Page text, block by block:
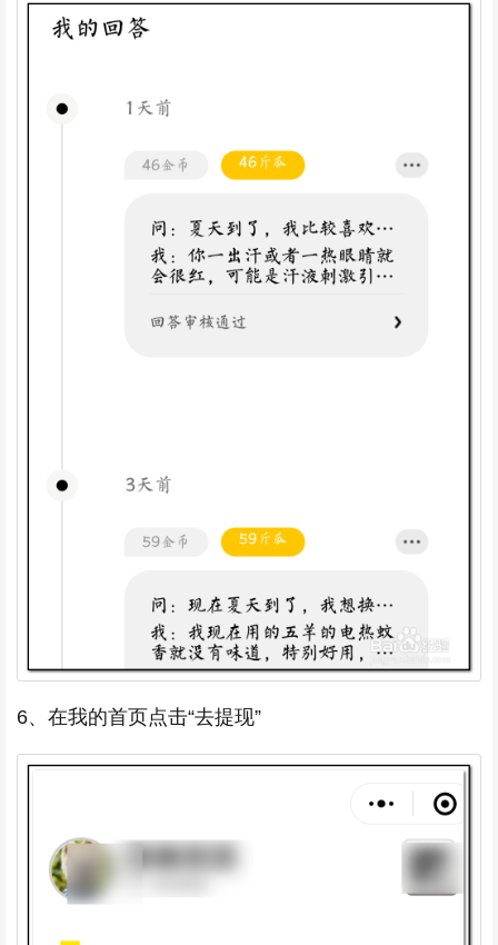
6、在我的首页点击“去提现”